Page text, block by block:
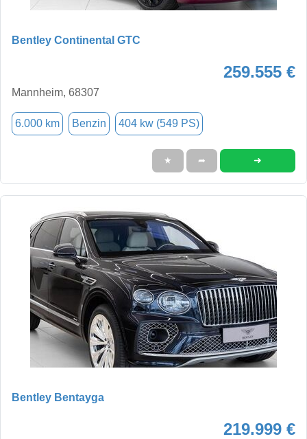
Bentley Continental GTC
259.555 €
Mannheim, 68307
6.000 km Benzin 404 kw (549 PS)
★ ➦ ➜
Bentley Bentayga
219.999 €